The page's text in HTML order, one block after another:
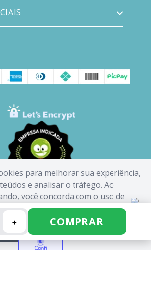
para melhorar sua experiência,
e analisar o tráfego. Ao
você concorda com o uso de
em nossaPolítica de Cookies.
ACEITAR
＋ COMPRAR